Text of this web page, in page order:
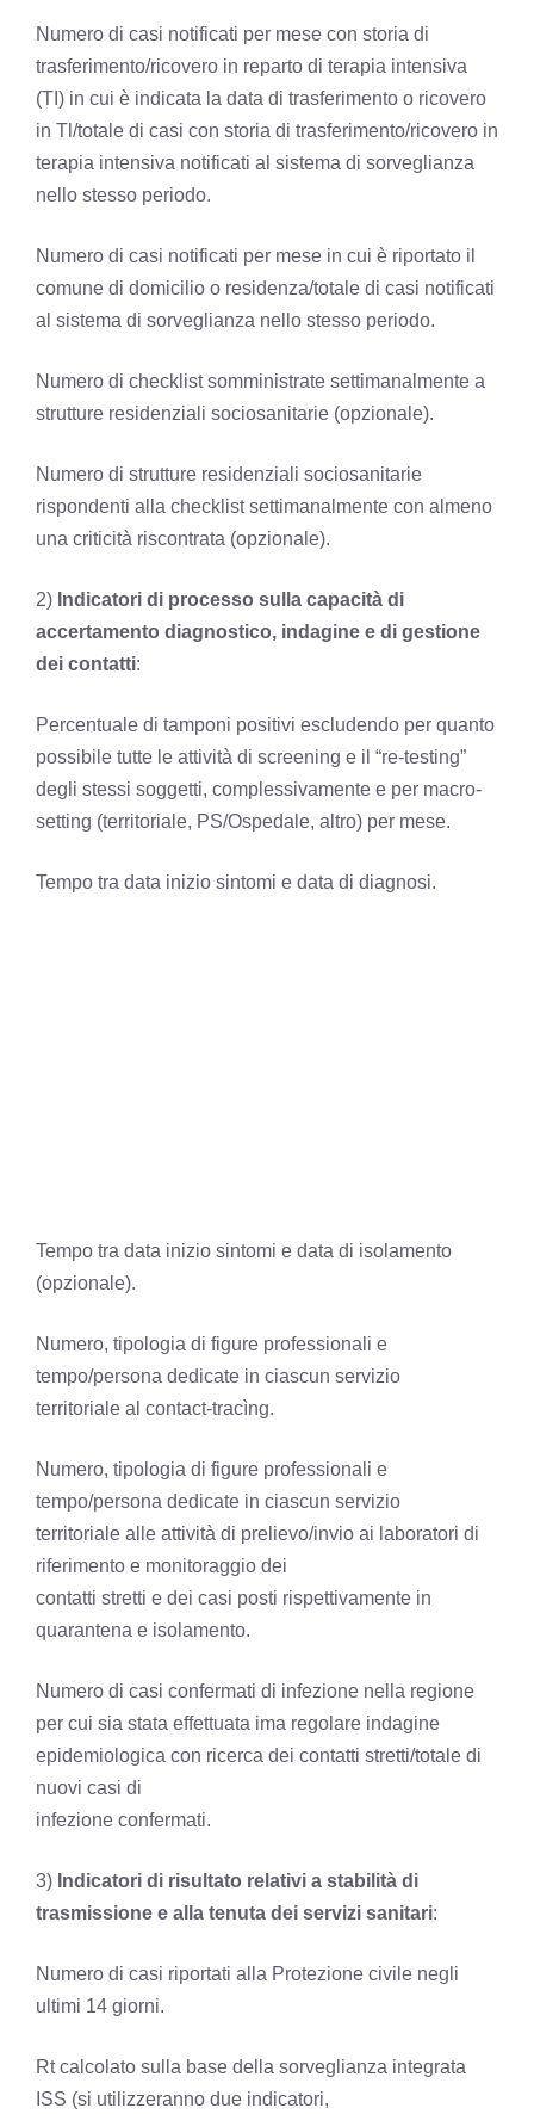
Numero di casi notificati per mese con storia di
trasferimento/ricovero in reparto di terapia intensiva
(TI) in cui è indicata la data di trasferimento o ricovero
in Tl/totale di casi con storia di trasferimento/ricovero in
terapia intensiva notificati al sistema di sorveglianza
nello stesso periodo.
Numero di casi notificati per mese in cui è riportato il
comune di domicilio o residenza/totale di casi notificati
al sistema di sorveglianza nello stesso periodo.
Numero di checklist somministrate settimanalmente a
strutture residenziali sociosanitarie (opzionale).
Numero di strutture residenziali sociosanitarie
rispondenti alla checklist settimanalmente con almeno
una criticità riscontrata (opzionale).
2) Indicatori di processo sulla capacità di
accertamento diagnostico, indagine e di gestione
dei contatti:
Percentuale di tamponi positivi escludendo per quanto
possibile tutte le attività di screening e il “re-testing”
degli stessi soggetti, complessivamente e per macro-
setting (territoriale, PS/Ospedale, altro) per mese.
Tempo tra data inizio sintomi e data di diagnosi.
Tempo tra data inizio sintomi e data di isolamento
(opzionale).
Numero, tipologia di figure professionali e
tempo/persona dedicate in ciascun servizio
territoriale al contact-tracìng.
Numero, tipologia di figure professionali e
tempo/persona dedicate in ciascun servizio
territoriale alle attività di prelievo/invio ai laboratori di
riferimento e monitoraggio dei
contatti stretti e dei casi posti rispettivamente in
quarantena e isolamento.
Numero di casi confermati di infezione nella regione
per cui sia stata effettuata ima regolare indagine
epidemiologica con ricerca dei contatti stretti/totale di
nuovi casi di
infezione confermati.
3) Indicatori di risultato relativi a stabilità di
trasmissione e alla tenuta dei servizi sanitari:
Numero di casi riportati alla Protezione civile negli
ultimi 14 giorni.
Rt calcolato sulla base della sorveglianza integrata
ISS (si utilizzeranno due indicatori,